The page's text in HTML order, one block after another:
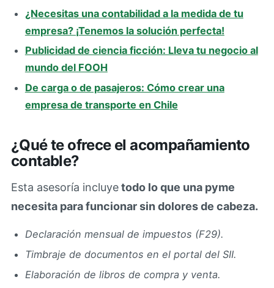
¿Necesitas una contabilidad a la medida de tu
empresa? ¡Tenemos la solución perfecta!
Publicidad de ciencia ficción: Lleva tu negocio al
mundo del FOOH
De carga o de pasajeros: Cómo crear una
empresa de transporte en Chile
¿Qué te ofrece el acompañamiento
contable?
Esta asesoría incluyetodo lo que una pyme
necesita para funcionar sin dolores de cabeza.
Declaración mensual de impuestos (F29).
Timbraje de documentos en el portal del SII.
Elaboración de libros de compra y venta.